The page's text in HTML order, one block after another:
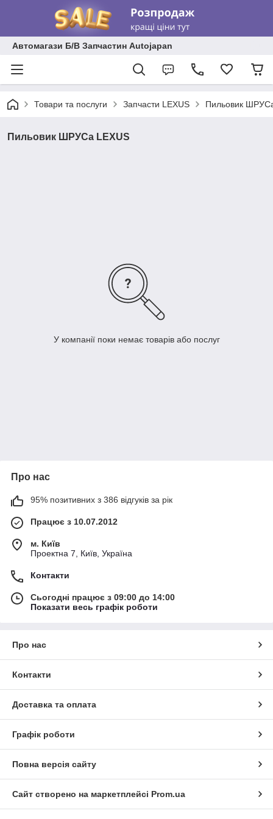
Автомагази Б/В Запчастин Autojapan
Товари та послуги Запчасти LEXUS Пильовик
Пильовик ШРУСа LEXUS
У компанії поки немає товарів або послуг
Про нас
95% позитивних з 386 відгуків за рік
Працює з 10.07.2012
м. Київ
Проектна 7, Київ, Україна
Контакти
Сьогодні працює з 09:00 до 14:00
Показати весь графік роботи
Про нас
Контакти
Доставка та оплата
Графік роботи
Повна версія сайту
Сайт створено на маркетплейсі Prom.ua